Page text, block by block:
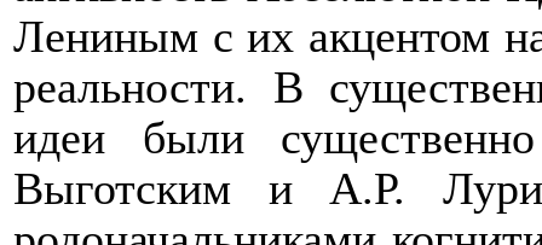
Лениным с их акцентом
реальности. В
идеи были
Выготским и А.Р.